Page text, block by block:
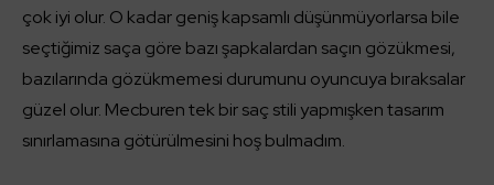
çok iyi olur. O kadar geniş kapsamlı düşünmüyorlarsa bile
seçtiğimiz saça göre bazı şapkalardan saçın gözükmesi,
bazılarında gözükmemesi durumunu oyuncuya bıraksalar
güzel olur. Mecburen tek bir saç stili yapmışken tasarım
sınırlamasına götürülmesini hoş bulmadım.